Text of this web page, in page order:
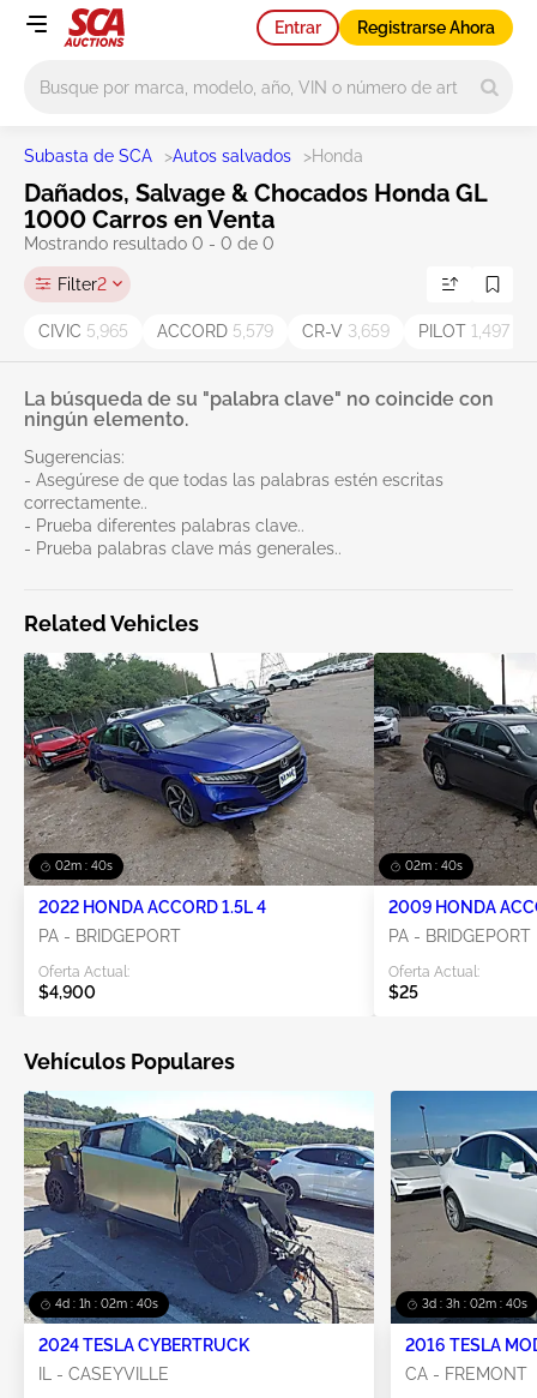
Entrar Registrarse Ahora
Subasta de SCA >Autos salvados >Honda
Dañados, Salvage & Chocados Honda GL
1000 Carros en Venta
Mostrando resultado 0 - 0 de 0
Filter2
CIVIC 5,965 ACCORD 5,579 CR-V 3,659 PILOT 1,497
La búsqueda de su "palabra clave" no coincide con
ningún elemento.
Sugerencias:
- Asegúrese de que todas las palabras estén escritas
correctamente..
- Prueba diferentes palabras clave..
- Prueba palabras clave más generales..
Related Vehicles
02m : 40s
2022 HONDA ACCORD 1.5L 4
PA - BRIDGEPORT
Oferta Actual:
$4,900
02m : 40s
2009 HONDA
PA - BRIDGEPORT
Oferta Actual:
$25
Vehículos Populares
4d : 1h : 02m : 40s
2024 TESLA CYBERTRUCK
IL - CASEYVILLE
3d : 3h : 02m : 40s
2016 TESLA
CA - FREMONT